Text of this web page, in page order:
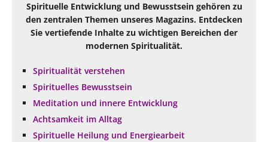
Spirituelle Entwicklung und Bewusstsein gehören zu
den zentralen Themen unseres Magazins. Entdecken
Sie vertiefende Inhalte zu wichtigen Bereichen der
modernen Spiritualität.
Spiritualität verstehen
Spirituelles Bewusstsein
Meditation und innere Entwicklung
Achtsamkeit im Alltag
Spirituelle Heilung und Energiearbeit